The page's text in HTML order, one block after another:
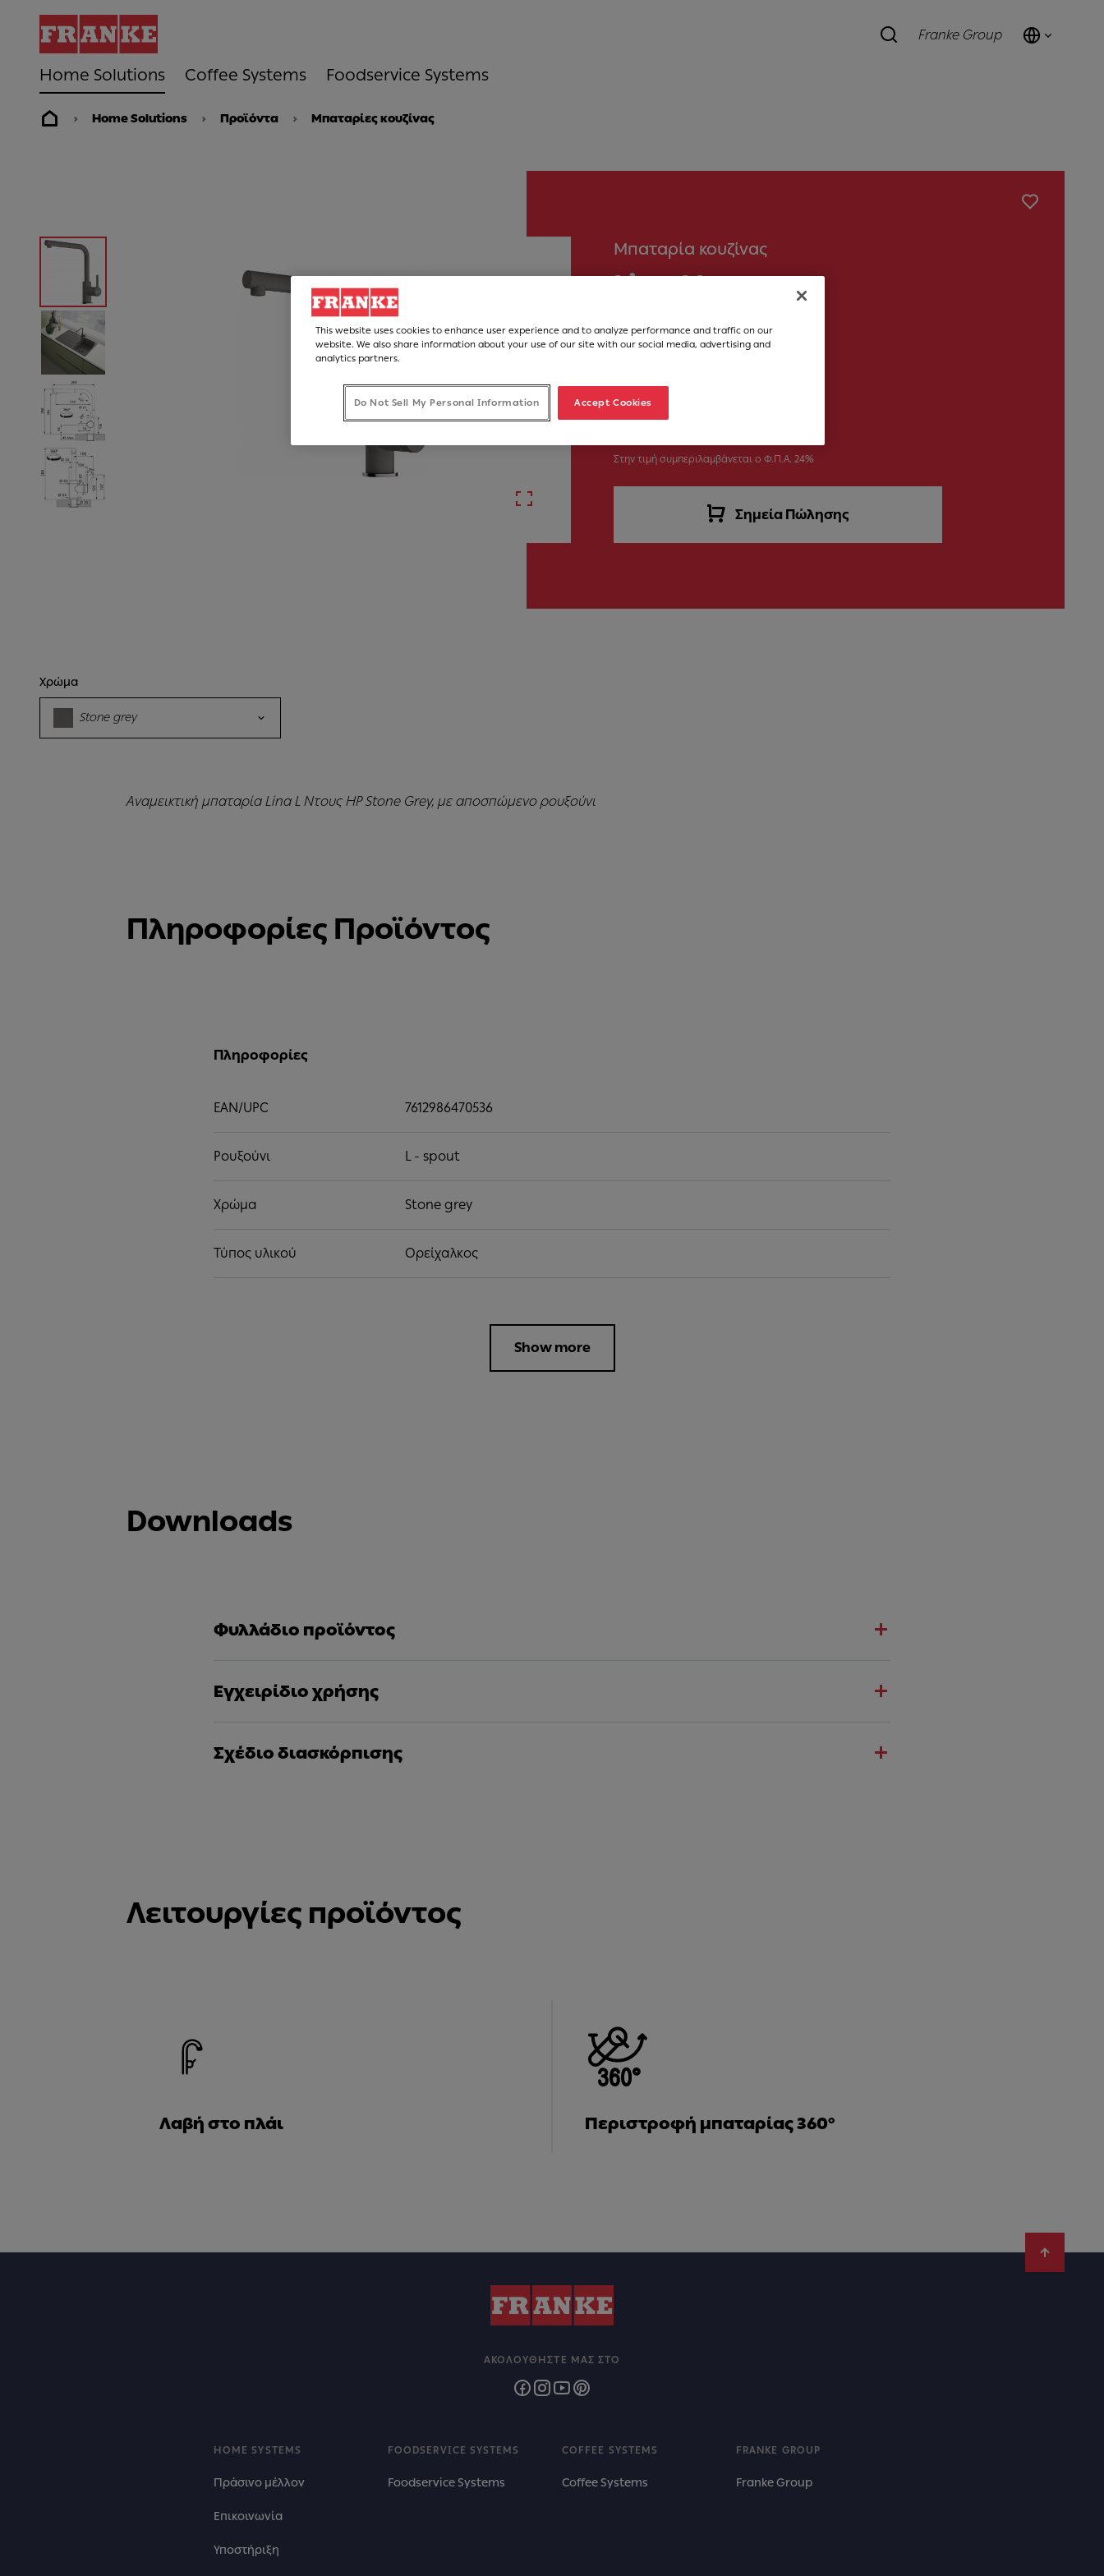
Home Solutions Coffee Systems Foodservice Systems
Franke Group
Home Solutions Προϊόντα Μπαταρίες κουζίνας
Μπαταρία κουζίνας
Lina Ντους
Νούμερο Άρθρου
Στην τιμή συμπεριλαμβάνεται ο Φ.Π.Α. 24%
Σημεία Πώλησης
Χρώμα
Stone grey
Αναμεικτική μπαταρία Lina L Ντους HP Stone Grey, με αποσπώμενο ρουξούνι
Πληροφορίες Προϊόντος
Πληροφορίες
EAN/UPC 7612986470536
Ρουξούνι L - spout
Χρώμα Stone grey
Τύπος υλικού Ορείχαλκος
Show more
Downloads
Φυλλάδιο προϊόντος
Εγχειρίδιο χρήσης
Σχέδιο διασκόρπισης
Λειτουργίες προϊόντος
Λαβή στο πλάι Περιστροφή μπαταρίας 360°
HOME SYSTEMS
Πράσινο μέλλον
Επικοινωνία
Υποστήριξη
FOODSERVICE SYSTEMS
Foodservice Systems
COFFEE SYSTEMS
Coffee Systems
FRANKE GROUP
Franke Group
ΑΚΟΛΟΥΘΉΣΤΕ ΜΑΣ ΣΤΟ
This website uses cookies to enhance user experience and to analyze performance and traffic on our
website. We also share information about your use of our site with our social media, advertising and
analytics partners.
Do Not Sell My Personal Information Accept Cookies